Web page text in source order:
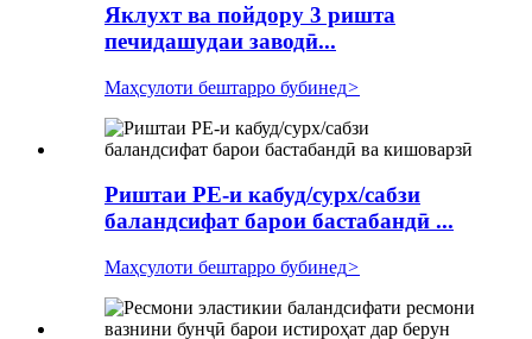
Яклухт ва пойдору 3 ришта
печидашудаи заводӣ...
Маҳсулоти бештарро бубинед>
Риштаи PE-и кабуд/сурх/сабзи
баландсифат барои бастабандӣ ...
Маҳсулоти бештарро бубинед>